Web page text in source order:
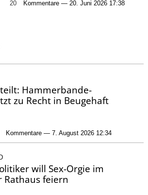
20 Kommentare — 20. Juni 2026 17:38
Hammerbande-
zu Recht in Beugehaft
Kommentare — 7. August 2026 12:34
will Sex-Orgie im
feiern